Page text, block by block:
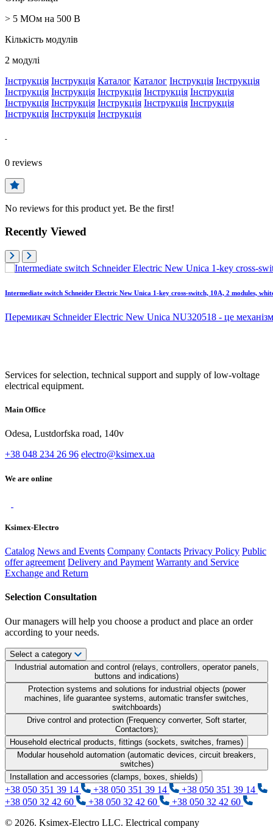
> 5 МОм на 500 В
Кількість модулів
2 модулі
Інструкція Інструкція Каталог Каталог Інструкція Інструкція
Інструкція Інструкція Інструкція Інструкція Інструкція
Інструкція Інструкція Інструкція Інструкція Інструкція
Інструкція Інструкція Інструкція
-
0 reviews
No reviews for this product yet. Be the first!
Recently Viewed
Intermediate switch Schneider Electric New Unica 1-key cross-switch, 10A, 2 modules,
Перемикач Schneider Electric New Unica NU320518 - це
Services for selection, technical support and supply of low-voltage
electrical equipment.
Main Office
Odesa, Lustdorfska road, 140v
+38 048 234 26 96 electro@ksimex.ua
We are online
Ksimex-Electro
Catalog News and Events Company Contacts Privacy Policy Public
offer agreement Delivery and Payment Warranty and Service
Exchange and Return
Selection Consultation
Our managers will help you choose a product and place an order
according to your needs.
Select a category
Industrial automation and control (relays, controllers, operator panels,
buttons and indications)
Protection systems and solutions for industrial objects (power
machines, life guarantee systems, automatic transfer switches,
switchboards)
Drive control and protection (Frequency converter, Soft starter,
Contactors);
Household electrical products, fittings (sockets, switches, frames)
Modular household automation (automatic devices, circuit breakers,
switches)
Installation and accessories (clamps, boxes, shields)
+38 050 351 39 14 +38 050 351 39 14
+38 050 351 39 14
+38 050 32 42 60
+38 050 32 42 60
+38 050 32 42 60
© 2026. Ksimex-Electro LLC. Electrical company